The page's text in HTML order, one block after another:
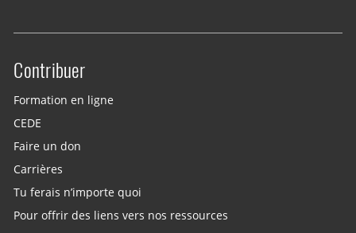
Site menu
Contribuer
Formation en ligne
CEDE
Faire un don
Carrières
Tu ferais n’importe quoi
Pour offrir des liens vers nos ressources